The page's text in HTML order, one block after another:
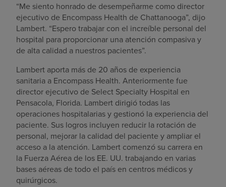
“Me siento honrado de desempeñarme como director
ejecutivo de Encompass Health de Chattanooga”, dijo
Lambert. “Espero trabajar con el increíble personal del
hospital para proporcionar una atención compasiva y
de alta calidad a nuestros pacientes”.
Lambert aporta más de 20 años de experiencia
sanitaria a Encompass Health. Anteriormente fue
director ejecutivo de Select Specialty Hospital en
Pensacola, Florida. Lambert dirigió todas las
operaciones hospitalarias y gestionó la experiencia del
paciente. Sus logros incluyen reducir la rotación de
personal, mejorar la calidad del paciente y ampliar el
acceso a la atención. Lambert comenzó su carrera en
la Fuerza Aérea de los EE. UU. trabajando en varias
bases aéreas de todo el país en centros médicos y
quirúrgicos.